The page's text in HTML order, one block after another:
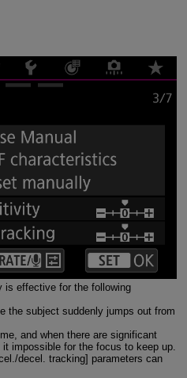
is effective for the following
the subject suddenly jumps out from
and when there are significant
impossible for the focus to keep up.
decel. tracking] parameters can